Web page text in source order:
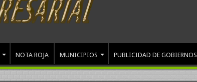
NOTA ROJA MUNICIPIOS PUBLICIDAD DE GOBIERNOS